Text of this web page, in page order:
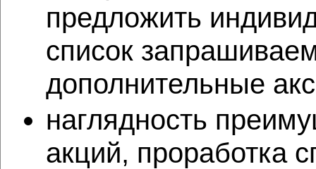
предложить
список
дополнительные
наглядность
акций, проработка